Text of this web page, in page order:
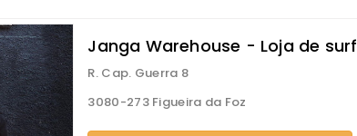
Janga Warehouse - Loja de surf
R. Cap. Guerra 8
3080-273 Figueira da Foz